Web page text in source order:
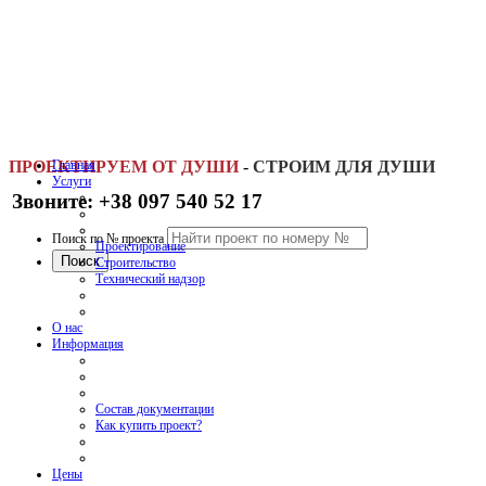
ПРОЕКТИРУЕМ ОТ ДУШИ - СТРОИМ ДЛЯ ДУШИ
Звоните: +38 097 540 52 17
Поиск по № проекта
Главная
Услуги
Проектирование
Строительство
Технический надзор
О нас
Информация
Состав документации
Как купить проект?
Цены